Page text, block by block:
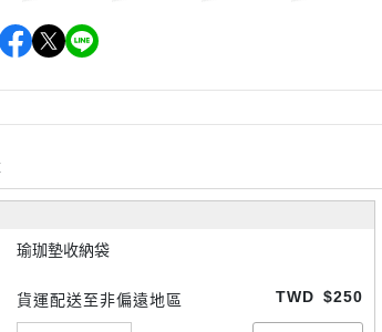
瑜珈墊收納袋
貨運配送至非偏遠地區 TWD $250